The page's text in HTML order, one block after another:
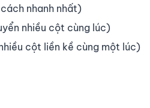
nhanh nhất)
nhiều cột cùng lúc)
cột liền kề cùng một lúc)